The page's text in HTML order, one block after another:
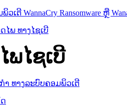
ຕີ WannaCry Ransomware ຫຼື
ພ ທາງໄຊເບີ
ພໄຊເບີ
າ ທາງລະບົບຄອມພິວເຕີ